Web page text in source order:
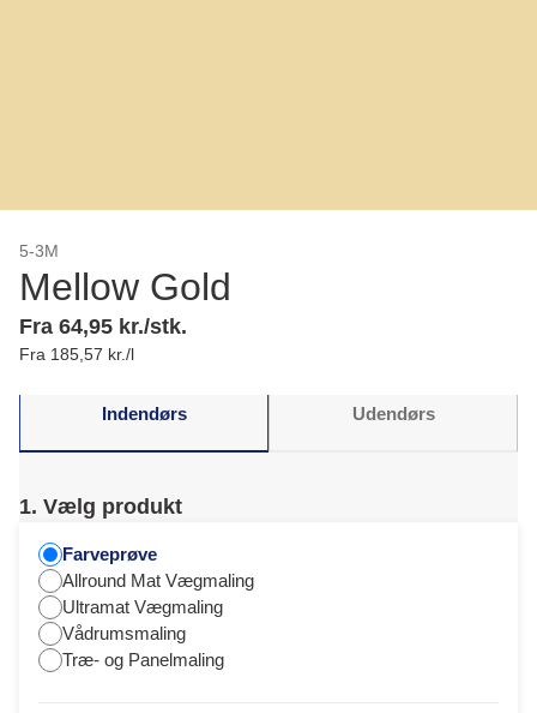
5-3M
Mellow Gold
Fra 64,95 kr./stk.
Fra 185,57 kr./l
Indendørs Udendørs
1. Vælg produkt
Farveprøve
Allround Mat Vægmaling
Ultramat Vægmaling
Vådrumsmaling
Træ- og Panelmaling